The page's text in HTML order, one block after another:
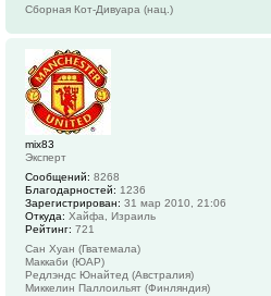
Сборная Кот-Дивуара (нац.)
mix83
Эксперт
Сообщений: 8268
Благодарностей: 1236
Зарегистрирован: 31 мар 2010, 21:06
Откуда: Хайфа, Израиль
Рейтинг: 721
Сан Хуан (Гватемала)
Маккаби (ЮАР)
Редлэндс Юнайтед (Австралия)
Миккелин Паллоильят (Финляндия)